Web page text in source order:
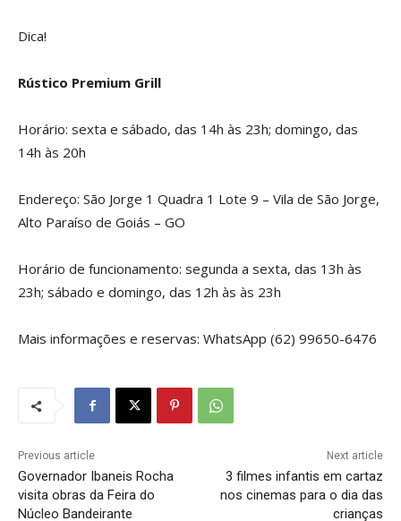
Dica!
Rústico Premium Grill
Horário: sexta e sábado, das 14h às 23h; domingo, das
14h às 20h
Endereço: São Jorge 1 Quadra 1 Lote 9 – Vila de São Jorge,
Alto Paraíso de Goiás – GO
Horário de funcionamento: segunda a sexta, das 13h às
23h; sábado e domingo, das 12h às às 23h
Mais informações e reservas: WhatsApp (62) 99650-6476
Previous article
Governador Ibaneis Rocha
visita obras da Feira do
Núcleo Bandeirante
Next article
3 filmes infantis em cartaz
nos cinemas para o dia das
crianças